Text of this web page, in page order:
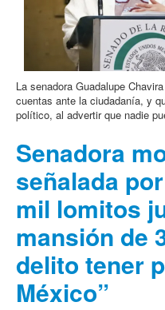
La senadora Guadalupe
cuentas ante la ciudadanía, y
político, al advertir que nadie
Senadora
señalada
mil lomitos
mansión de
delito tener
México”